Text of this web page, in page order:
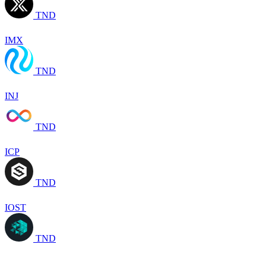
TND
IMX
TND
INJ
TND
ICP
TND
IOST
TND